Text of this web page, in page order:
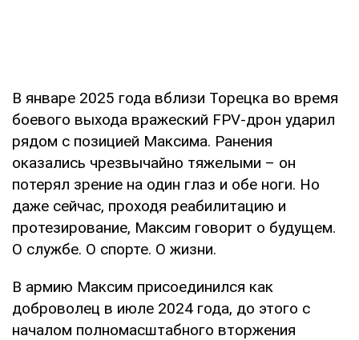
В январе 2025 года вблизи Торецка во время
боевого выхода вражеский FPV-дрон ударил
рядом с позицией Максима. Ранения
оказались чрезвычайно тяжелыми – он
потерял зрение на один глаз и обе ноги. Но
даже сейчас, проходя реабилитацию и
протезирование, Максим говорит о будущем.
О службе. О спорте. О жизни.
В армию Максим присоединился как
доброволец в июле 2024 года, до этого с
началом полномасштабного вторжения